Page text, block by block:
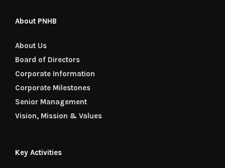
About PNHB
About Us
Board of Directors
Corporate Information
Corporate Milestones
Senior Management
Vision, Mission & Values
Key Activities